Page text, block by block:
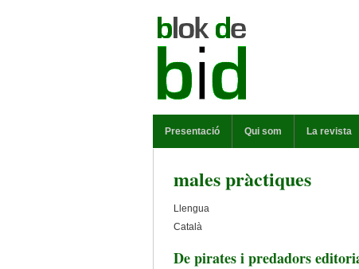
Presentació Qui som La revista
males pràctiques
Llengua
Català
De pirates i predadors